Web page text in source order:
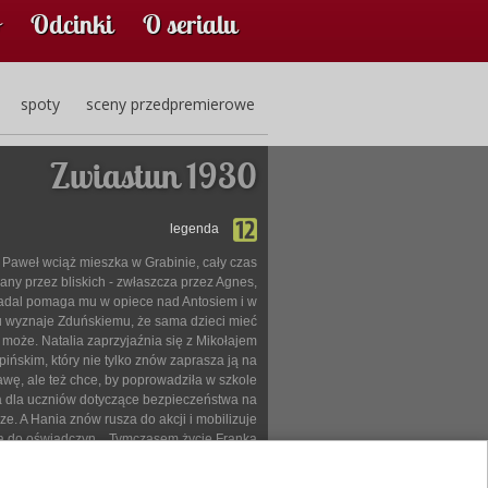
Odcinki O serialu
sceny przedpremierowe
spoty
Zwiastun 1930
legenda
Paweł wciąż mieszka w Grabinie, cały czas
przez bliskich - zwłaszcza przez Agnes,
pomaga mu w opiece nad Antosiem i w
wyznaje Zduńskiemu, że sama dzieci mieć
może. Natalia zaprzyjaźnia się z Mikołajem
który nie tylko znów zaprasza ją na
ale też chce, by poprowadziła w szkole
dla uczniów dotyczące bezpieczeństwa na
A Hania znów rusza do akcji i mobilizuje
do oświadczyn... Tymczasem życie Franka